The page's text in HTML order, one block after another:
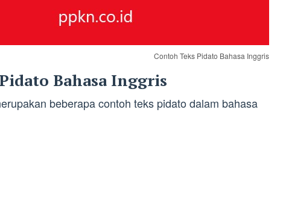
Contoh Teks Pidato Bahasa Inggris
Bahasa Inggris
beberapa contoh teks pidato dalam bahasa